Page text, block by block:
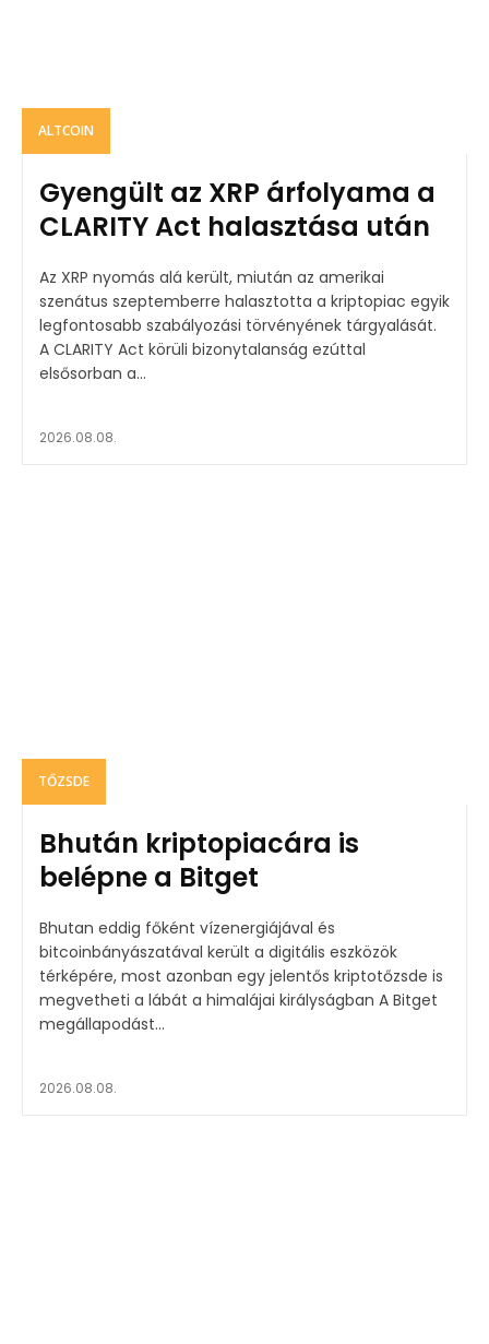
ALTCOIN
Gyengült az XRP árfolyama a
CLARITY Act halasztása után
Az XRP nyomás alá került, miután az amerikai
szenátus szeptemberre halasztotta a kriptopiac egyik
legfontosabb szabályozási törvényének tárgyalását.
A CLARITY Act körüli bizonytalanság ezúttal
elsősorban a...
2026.08.08.
TŐZSDE
Bhután kriptopiacára is
belépne a Bitget
Bhutan eddig főként vízenergiájával és
bitcoinbányászatával került a digitális eszközök
térképére, most azonban egy jelentős kriptotőzsde is
megvetheti a lábát a himalájai királyságban A Bitget
megállapodást...
2026.08.08.